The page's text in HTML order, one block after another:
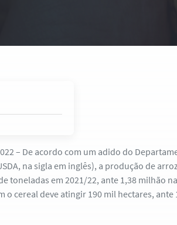
– De acordo com um adido do
na sigla em inglês), a produção de
toneladas em 2021/22, ante 1,38 milhão
o cereal deve atingir 190 mil hectares, ante